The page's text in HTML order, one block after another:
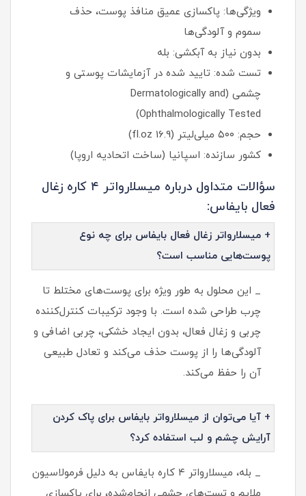
ویژگی‌ها: پاکسازی عمیق منافذ پوست، حذف
سموم و آلودگی‌ها
بدون نیاز به آبکشی: بله
تست شده: تایید شده در آزمایشات پوستی و
چشمی (Dermatologically and
Ophthalmologically Tested)
حجم: ۵۰۰ میلی‌لیتر (16.9 fl.oz)
کشور سازنده: اسپانیا (ساخت اتحادیه اروپا)
سؤالات متداول درباره میسلارواتر ۴ کاره زغال
فعال بایفاس:
+ میسلارواتر زغال فعال بایفاس برای چه نوع
پوست‌هایی مناسب است؟
_ این محلول به طور ویژه برای پوست‌های مختلط تا
چرب طراحی شده است. با وجود ترکیبات کنترل‌کننده
چربی و زغال فعال، بدون ایجاد خشکی، چربی اضافی و
آلودگی‌ها را از پوست حذف می‌کند و تعادل طبیعی
آن را حفظ می‌کند.
+ آیا می‌توان از میسلارواتر بایفاس برای پاک کردن
آرایش چشم و لب استفاده کرد؟
_ بله، میسلارواتر ۴ کاره بایفاس به دلیل فرمولاسیون